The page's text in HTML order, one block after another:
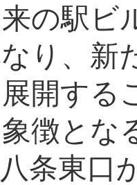
の駅ビ
り、新
開する
徴とな
条東口